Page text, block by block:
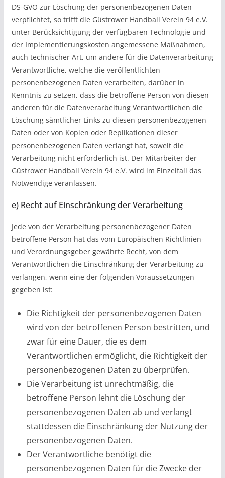
DS-GVO zur Löschung der personenbezogenen Daten
verpflichtet, so trifft die Güstrower Handball Verein 94 e.V.
unter Berücksichtigung der verfügbaren Technologie und
der Implementierungskosten angemessene Maßnahmen,
auch technischer Art, um andere für die Datenverarbeitung
Verantwortliche, welche die veröffentlichten
personenbezogenen Daten verarbeiten, darüber in
Kenntnis zu setzen, dass die betroffene Person von diesen
anderen für die Datenverarbeitung Verantwortlichen die
Löschung sämtlicher Links zu diesen personenbezogenen
Daten oder von Kopien oder Replikationen dieser
personenbezogenen Daten verlangt hat, soweit die
Verarbeitung nicht erforderlich ist. Der Mitarbeiter der
Güstrower Handball Verein 94 e.V. wird im Einzelfall das
Notwendige veranlassen.
e) Recht auf Einschränkung der Verarbeitung
Jede von der Verarbeitung personenbezogener Daten
betroffene Person hat das vom Europäischen Richtlinien-
und Verordnungsgeber gewährte Recht, von dem
Verantwortlichen die Einschränkung der Verarbeitung zu
verlangen, wenn eine der folgenden Voraussetzungen
gegeben ist:
Die Richtigkeit der personenbezogenen Daten
wird von der betroffenen Person bestritten, und
zwar für eine Dauer, die es dem
Verantwortlichen ermöglicht, die Richtigkeit der
personenbezogenen Daten zu überprüfen.
Die Verarbeitung ist unrechtmäßig, die
betroffene Person lehnt die Löschung der
personenbezogenen Daten ab und verlangt
stattdessen die Einschränkung der Nutzung der
personenbezogenen Daten.
Der Verantwortliche benötigt die
personenbezogenen Daten für die Zwecke der